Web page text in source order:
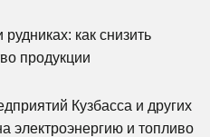
Кузбасса и других
электроэнергию и топливо